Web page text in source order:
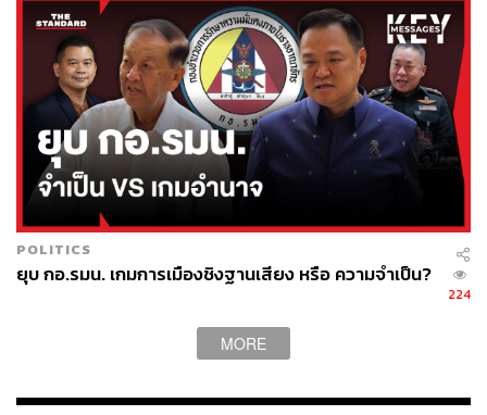
POLITICS
ยุบ กอ.รมน. เกมการเมืองชิงฐานเสียง หรือ ความจำเป็น?
224
MORE